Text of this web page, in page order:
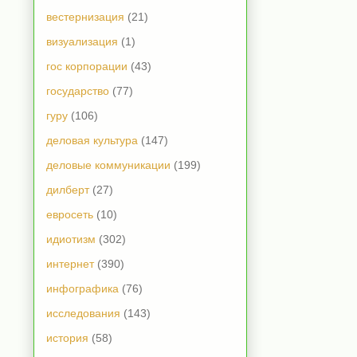
вестернизация (21)
визуализация (1)
гос корпорации (43)
государство (77)
гуру (106)
деловая культура (147)
деловые коммуникации (199)
дилберт (27)
евросеть (10)
идиотизм (302)
интернет (390)
инфографика (76)
исследования (143)
история (58)